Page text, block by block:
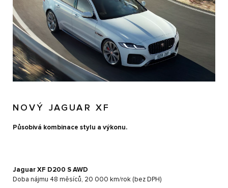
NOVÝ JAGUAR XF
Působivá kombinace stylu a výkonu.
Jaguar XF D200 S AWD
Doba nájmu 48 měsíců, 20 000 km/rok (bez DPH)